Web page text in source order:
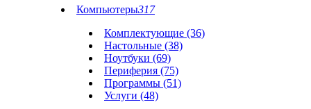
Компьютеры317
Комплектующие (36)
Настольные (38)
Ноутбуки (69)
Периферия (75)
Программы (51)
Услуги (48)